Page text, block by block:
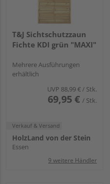
T&J Sichtschutzzaun
Fichte KDI grün "MAXI"
Mehrere Ausführungen
erhältlich
UVP 88,99 €/ Stk.
69,95 € / Stk.
Verkauf & Versand
HolzLand von der Stein
Essen
9 weitere Händler